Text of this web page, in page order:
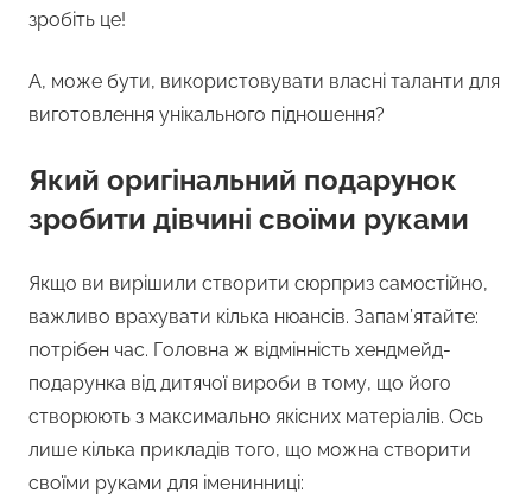
зробіть це!
А, може бути, використовувати власні таланти для
виготовлення унікального підношення?
Який оригінальний подарунок
зробити дівчині своїми руками
Якщо ви вирішили створити сюрприз самостійно,
важливо врахувати кілька нюансів. Запам’ятайте:
потрібен час. Головна ж відмінність хендмейд-
подарунка від дитячої вироби в тому, що його
створюють з максимально якісних матеріалів. Ось
лише кілька прикладів того, що можна створити
своїми руками для іменинниці: